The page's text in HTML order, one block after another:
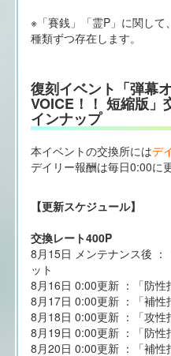
※「賽銭」「霊P」に関して
種類ずつ存在します。
復刻イベント「弾幕
VOICE！！ 短縮版」
インナップ
本イベントの交換所にはデ
デイリー報酬は毎日0:00に
【更新スケジュール】
交換レート400P
8月15日 メンテナンス後
ット
8月16日 0:00更新 ：「防性
8月17日 0:00更新 ：「補性
8月18日 0:00更新 ：「攻性
8月19日 0:00更新 ：「防性
8月20日 0:00更新 ：「補性